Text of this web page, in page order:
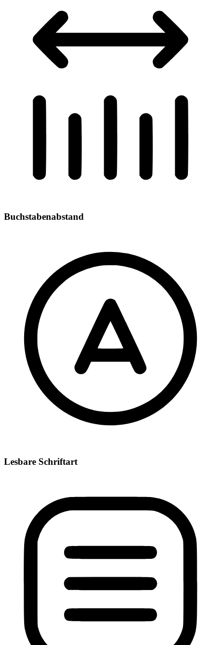
Buchstabenabstand
Lesbare Schriftart